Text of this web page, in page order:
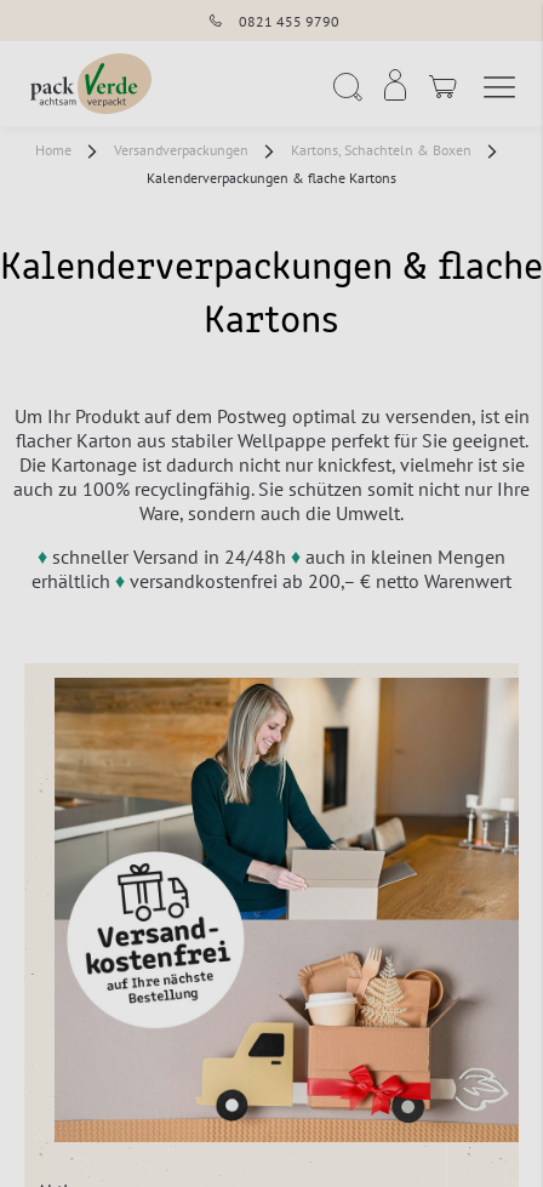
0821 455 9790
Home Versandverpackungen
Kartons, Schachteln & Boxen
Kalenderverpackungen & flache Kartons
Kalenderverpackungen & flache
Kartons
Um Ihr Produkt auf dem Postweg optimal zu versenden, ist ein
flacher Karton aus stabiler Wellpappe perfekt für Sie geeignet.
Die Kartonage ist dadurch nicht nur knickfest, vielmehr ist sie
auch zu 100% recyclingfähig. Sie schützen somit nicht nur Ihre
Ware, sondern auch die Umwelt.
♦ schneller Versand in 24/48h ♦ auch in kleinen Mengen
erhältlich ♦ versandkostenfrei ab 200,– € netto Warenwert